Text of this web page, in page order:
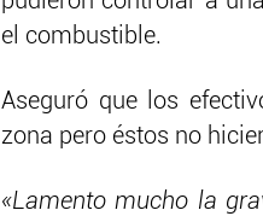
el combustible.
Aseguró que los
zona pero éstos no
«Lamento mucho la